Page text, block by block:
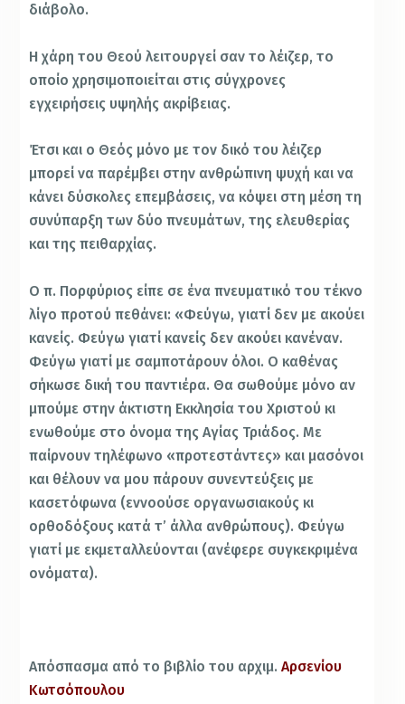
διάβολο.
Η χάρη του Θεού λειτουργεί σαν το λέιζερ, το
οποίο χρησιμοποιείται στις σύγχρονες
εγχειρήσεις υψηλής ακρίβειας.
Έτσι και ο Θεός μόνο με τον δικό του λέιζερ
μπορεί να παρέμβει στην ανθρώπινη ψυχή και να
κάνει δύσκολες επεμβάσεις, να κόψει στη μέση τη
συνύπαρξη των δύο πνευμάτων, της ελευθερίας
και της πειθαρχίας.
Ο π. Πορφύριος είπε σε ένα πνευματικό του τέκνο
λίγο προτού πεθάνει: «Φεύγω, γιατί δεν με ακούει
κανείς. Φεύγω γιατί κανείς δεν ακούει κανέναν.
Φεύγω γιατί με σαμποτάρουν όλοι. Ο καθένας
σήκωσε δική του παντιέρα. Θα σωθούμε μόνο αν
μπούμε στην άκτιστη Εκκλησία του Χριστού κι
ενωθούμε στο όνομα της Αγίας Τριάδος. Με
παίρνουν τηλέφωνο «προτεστάντες» και μασόνοι
και θέλουν να μου πάρουν συνεντεύξεις με
κασετόφωνα (εννοούσε οργανωσιακούς κι
ορθοδόξους κατά τ’ άλλα ανθρώπους). Φεύγω
γιατί με εκμεταλλεύονται (ανέφερε συγκεκριμένα
ονόματα).
Απόσπασμα από το βιβλίο του αρχιμ.Αρσενίου
Κωτσόπουλου